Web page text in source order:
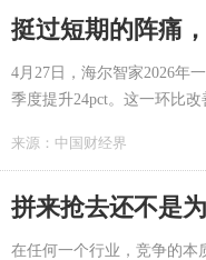
挺过短期的阵痛
4月27日，海尔智家2026年
季度提升24pct。这一环比
来源： 中国财经界
拼来抢去还不是
在任何一个行业，竞争的本